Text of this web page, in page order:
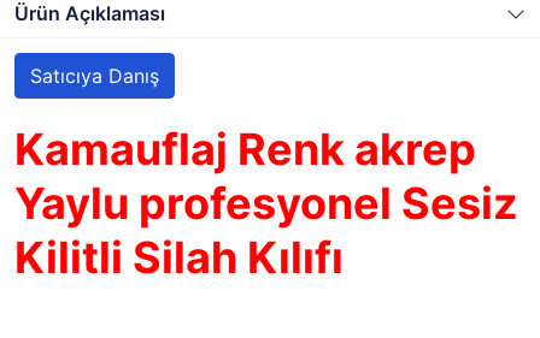
Ürün Açıklaması
Satıcıya Danış
Kamauflaj Renk akrep
Yaylu profesyonel Sesiz
Kilitli Silah Kılıfı